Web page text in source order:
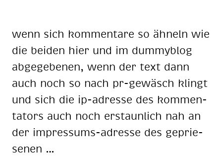
wenn sich kom­men­ta­re so äh­neln wie
die bei­den hier und im dum­my­b­log
ab­ge­ge­be­nen, wenn der text dann
auch noch so nach pr-ge­wäsch klingt
und sich die ip-adres­se des kom­men­
ta­tors auch noch er­staun­lich nah an
der im­pres­sums-adres­se des ge­prie­
se­nen …